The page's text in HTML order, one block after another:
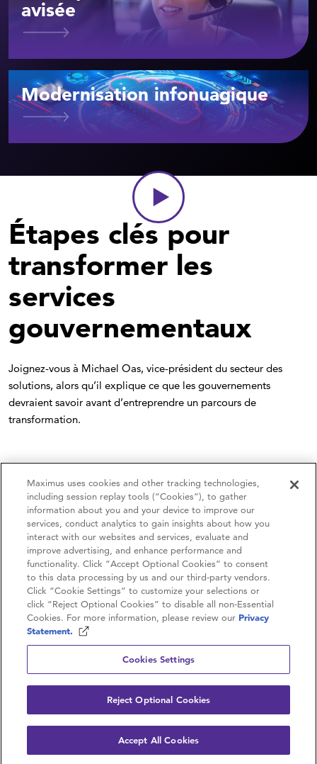
avisée
Modernisation infonuagique
Étapes clés pour
transformer les
services
gouvernementaux
Joignez-vous à Michael Oas, vice-président du secteur des
solutions, alors qu’il explique ce que les gouvernements
devraient savoir avant d’entreprendre un parcours de
transformation.
Contactez-nous
Carrières
© 2026 Maximus. Tous droits réservés.
Politique de confidentialité
Conditions d’utilisation
Maximus uses cookies and other tracking technologies,
including session replay tools (“Cookies”), to gather
information about you and your device to improve our
services, conduct analytics to gain insights about how you
interact with our websites and services, evaluate and
improve advertising, and enhance performance and
functionality. Click “Accept Optional Cookies” to consent
to this data processing by us and our third-party vendors.
Click “Cookie Settings” to customize your selections or
click “Reject Optional Cookies” to disable all non-Essential
Cookies. For more information, please review our Privacy
Statement.
Cookies Settings
Reject Optional Cookies
Accept All Cookies